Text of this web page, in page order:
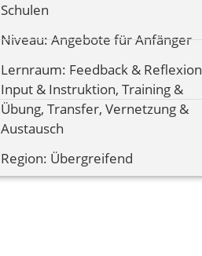
Schulen
Niveau: Angebote für Anfänger
Lernraum: Feedback & Reflexion
Input & Instruktion, Training &
Übung, Transfer, Vernetzung &
Austausch
Region: Übergreifend